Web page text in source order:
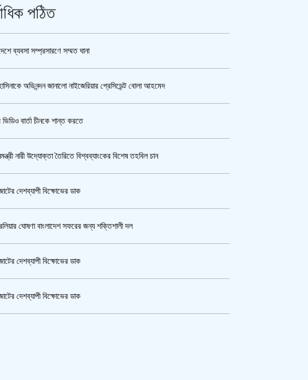
লাঠিয়াল বাহিনী নয় : স্বরাষ্ট্রমন্ত্রী
ক্যামেরার টান আজও অটুট, মঞ্চ-সিনেমা
এসএসসি ও সমমানের পরীক্ষার ফলাফল ১০
পঠিত
ব্যবসা সম্প্রসারণে সম্মত ঘানা
অভিনন্দন জানালো নাইজেরিয়ার প্রেসিডেন্ট বোলা আহমেদ
ভিডিও বার্তা চীনকে শান্ত করতে
নারী উদ্যোক্তা তৈরিতে বিশ্বব্যাংকের বিশেষ তহবিল চান
দেশব্যাপী বিক্ষোভের ডাক
ঘোষণা বাংলাদেশ সফরের জন্য শক্তিশালী দল
দেশব্যাপী বিক্ষোভের ডাক
দেশব্যাপী বিক্ষোভের ডাক